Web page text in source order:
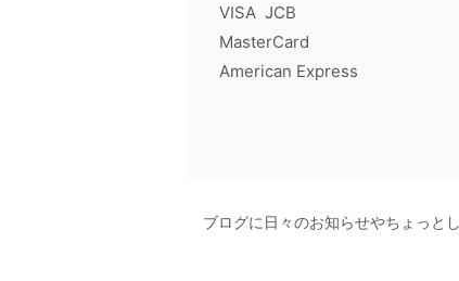
VISA JCB
MasterCard
American Express
ブログに日々のお知らせやちょっと